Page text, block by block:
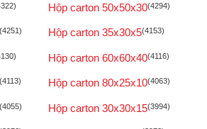
Hộp carton 50x50x30(4294)
(4251) Hộp carton 35x30x5(4153)
Hộp carton 60x60x40(4116)
(4113) Hộp carton 80x25x10(4063)
(4055) Hộp carton 30x30x15(3994)